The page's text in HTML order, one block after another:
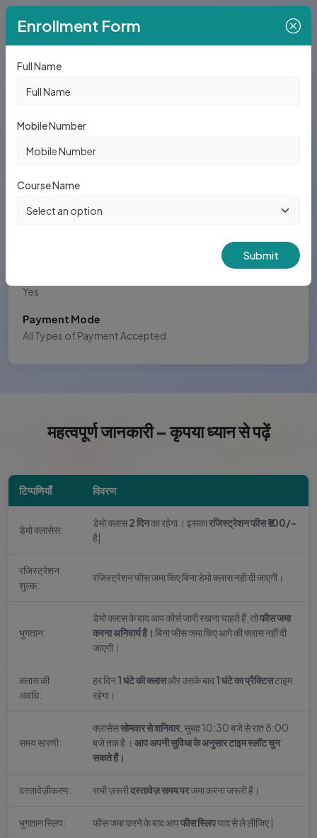
Course Name
Adobe Photoshop, Adobe Illustrator, Adobe Premiere,
Rs. 12,500/- (One Time Payment)
Yes
Payment Mode
All Types of Payment Accepted
महत्वपूर्ण जानकारी – कृपया ध्यान से पढ़ें
टिप्पणियाँ विवरण
डेमो क्लासेस:
डेमो क्लास2 दिनका रहेगा । इसकारजिस्ट्रेशन फीस ₹100/-
है|
रजिस्ट्रेशन
शुल्क:
रजिस्ट्रेशन फीस जमा किए बिना डेमो क्लास नही दी जाएगी।
भुगतान:
डेमो क्लास के बाद आप कोर्स जारी रखना चाहते हैं, तोफीस जमा
करना अनिवार्य है। बिना फीस जमा किए आगे की क्लास नहीं दी
जाएगी।
क्लास की
अवधि:
हर दिन1 घंटे की क्लासऔर उसके बाद1 घंटे का प्रैक्टिसटाइम
रहेगा।
समय सारणी:
क्लासेससोमवार से शनिवार, सुबह 10:30 बजे से रात 8:00
बजे तक है । आप अपनी सुविधा के अनुसार टाइम स्लॉट चुन
सकते हैं।
दस्तावेज़ीकरण: सभी ज़रूरीदस्तावेज़ समय परजमा करना जरूरी है।
भुगतान स्लिप: फीस जमा करने के बाद आपफीस स्लिपयाद से ले लीजिए |
Enrollment Form
Full Name
Mobile Number
Course Name
Submit